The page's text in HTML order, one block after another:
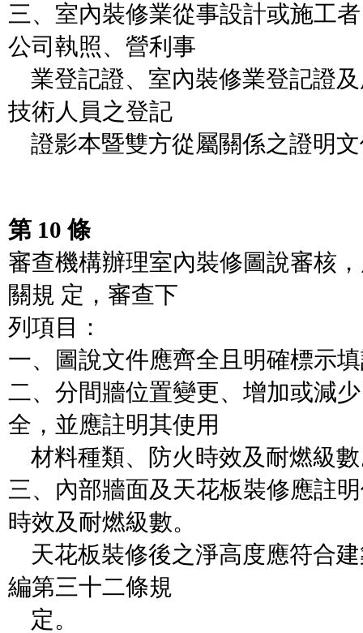
三、室內裝修業從事設計或施工
公司執照、營利事
業登記證、室內裝修業登記證
技術人員之登記
證影本暨雙方從屬關係之證明
第 10 條
審查機構辦理室內裝修圖說審核
關規 定，審查下
列項目：
一、圖說文件應齊全且明確標示
二、分間牆位置變更、增加或減
全，並應註明其使用
材料種類、防火時效及耐燃級
三、內部牆面及天花板裝修應註
時效及耐燃級數。
天花板裝修後之淨高度應符合
編第三十二條規
定。